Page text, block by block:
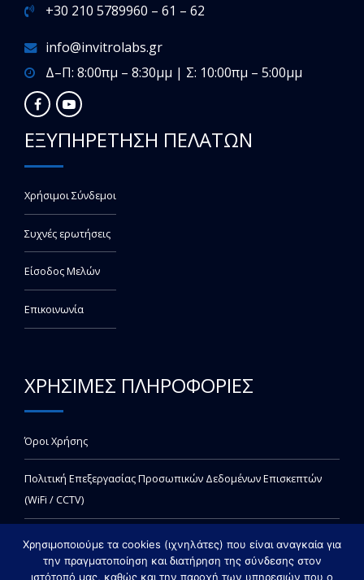
+30 210 5789960 – 61 – 62
info@invitrolabs.gr
Δ–Π: 8:00πμ – 8:30μμ | Σ: 10:00πμ – 5:00μμ
ΕΞΥΠΗΡΕΤΗΣΗ ΠΕΛΑΤΩΝ
Χρήσιμοι Σύνδεμοι
Συχνές ερωτήσεις
Είσοδος Μελών
Επικοινωνία
ΧΡΗΣΙΜΕΣ ΠΛΗΡΟΦΟΡΙΕΣ
Όροι Χρήσης
Πολιτική Επεξεργασίας Προσωπικών Δεδομένων Επισκεπτών
(WiFi / CCTV)
Χρησιμοποιούμε τα cookies (ιχνηλάτες) που είναι αναγκαία για
την πραγματοποίηση και διατήρηση της σύνδεσης στον
ιστότοπό μας, καθώς και την παροχή των υπηρεσιών που ο